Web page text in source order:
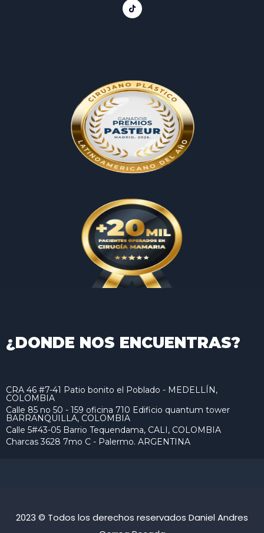
¿DONDE NOS ENCUENTRAS?
CRA 46 #7-41 Patio bonito el Poblado - MEDELLÍN,
COLOMBIA
Calle 85 no 50 - 159 oficina 710 Edificio quantum tower
BARRANQUILLA, COLOMBIA
Calle 5#43-05 Barrio Tequendama, CALI, COLOMBIA
Charcas 3628 7mo C - Palermo. ARGENTINA
2023 © Todos los derechos reservados Daniel Andres